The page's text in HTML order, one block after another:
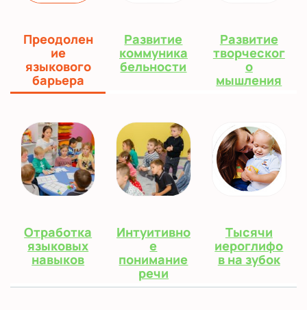
Преодолен
ие
языкового
барьера
Развитие
коммуника
бельности
Развитие
творческог
о
мышления
Отработка
языковых
навыков
Интуитивно
е
понимание
речи
Тысячи
иероглифо
в на зубок